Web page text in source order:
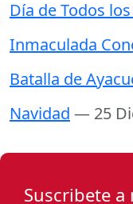
Día de Todos
Inmaculada
Batalla de
Navidad — 25
Suscribete